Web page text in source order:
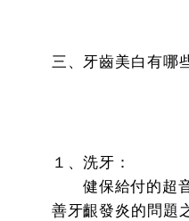
三、牙齒美白有哪
１、洗牙：
健保給付的超音
善牙齦發炎的問題